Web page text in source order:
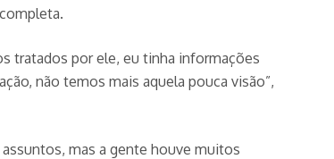
tratados por ele, eu tinha informações
não temos mais aquela pouca visão”,
mas a gente houve muitos